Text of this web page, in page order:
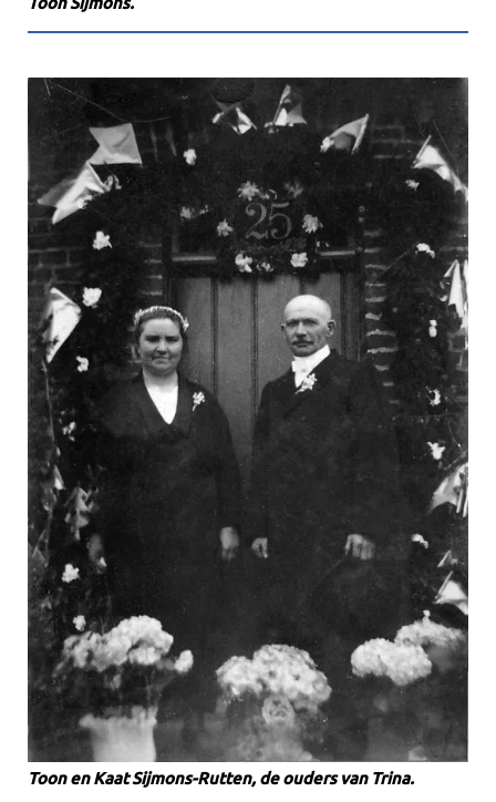
Toon en Kaat Sijmons-Rutten, de ouders van Trina.